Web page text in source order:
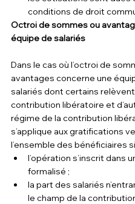
conditions de droit
Octroi de sommes ou
équipe de salariés
Dans le cas où l’octroi de
avantages concerne une
salariés dont certains
contribution libératoire et
régime de la contribution
s’applique aux gratifications
l’ensemble des bénéficiaires
l’opération s’inscrit dans
formalisé ;
la part des salariés
le champ de la